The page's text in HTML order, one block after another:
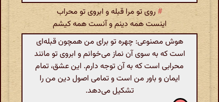
# روی تو مرا قبله و ابروی تو محراب
اینست همه دینم و آنست همه کیشم
هوش مصنوعی: چهره تو برای من همچون قبله‌ای
است که به سوی آن نماز می‌خوانم و ابروی تو مانند
محرابی است که به آن توجه دارم. این عشق، تمام
ایمان و باور من است و تمامی اصول دین من را
تشکیل می‌دهد.